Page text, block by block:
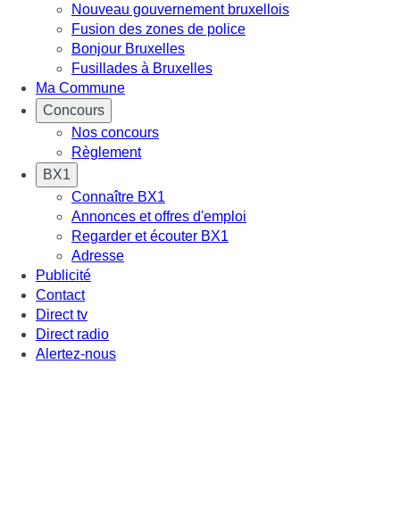
Nouveau gouvernement bruxellois
Fusion des zones de police
Bonjour Bruxelles
Fusillades à Bruxelles
Ma Commune
Concours
Nos concours
Règlement
BX1
Connaître BX1
Annonces et offres d'emploi
Regarder et écouter BX1
Adresse
Publicité
Contact
Direct tv
Direct radio
Alertez-nous